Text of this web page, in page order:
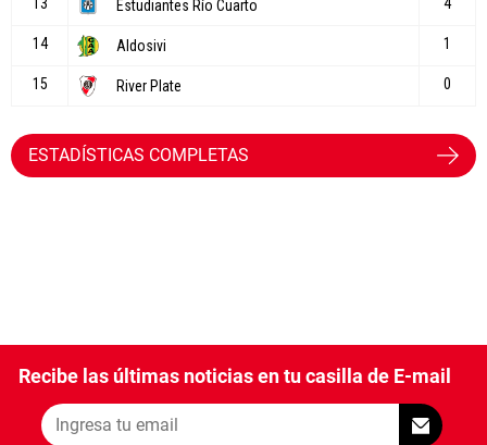
ESTADÍSTICAS COMPLETAS
Recibe las últimas noticias en tu casilla de E-mail